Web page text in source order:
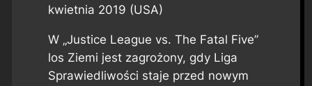
kwietnia 2019 (USA)
W „Justice League vs. The Fatal Five”
los Ziemi jest zagrożony, gdy Liga
Sprawiedliwości staje przed nowym